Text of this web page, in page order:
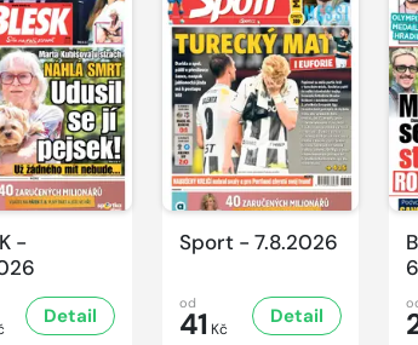
-
Detail
Sport - 7.8.2026
od
41 Kč
Detail